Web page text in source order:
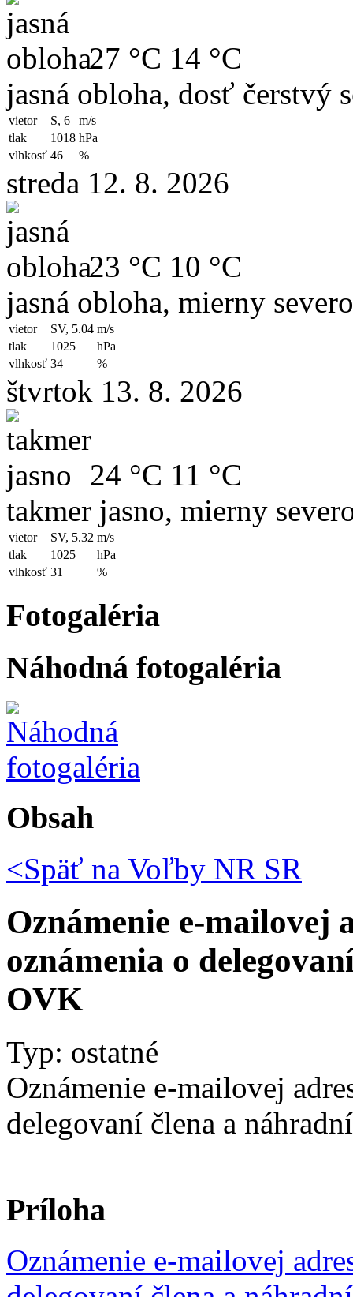
27 °C 14 °C
jasná obloha, dosť čerstvý
vietor S, 6
m/s
tlak
1018 hPa
vlhkosť 46 %
streda 12. 8. 2026
23 °C 10 °C
jasná obloha, mierny
vietor SV, 5.04 m/s
tlak
1025
hPa
vlhkosť 34 %
štvrtok 13. 8. 2026
24 °C 11 °C
takmer jasno, mierny
vietor SV, 5.32 m/s
tlak
1025
hPa
vlhkosť 31 %
Fotogaléria
Náhodná fotogaléria
Obsah
<Späť na Voľby NR SR
Oznámenie e-mailovej
oznámenia o
OVK
Typ: ostatné
Oznámenie e-mailovej
delegovaní člena a
Príloha
Oznámenie e-mailovej